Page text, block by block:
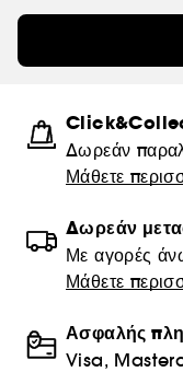
Δωρεάν
Μάθετε
Δωρεάν
Με αγορές
Μάθετε
Ασφαλής
Visa,